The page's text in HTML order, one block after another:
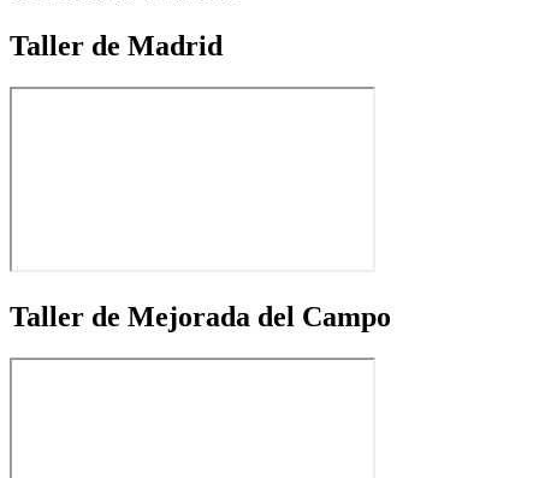
Taller de Madrid
Taller de Mejorada del Campo